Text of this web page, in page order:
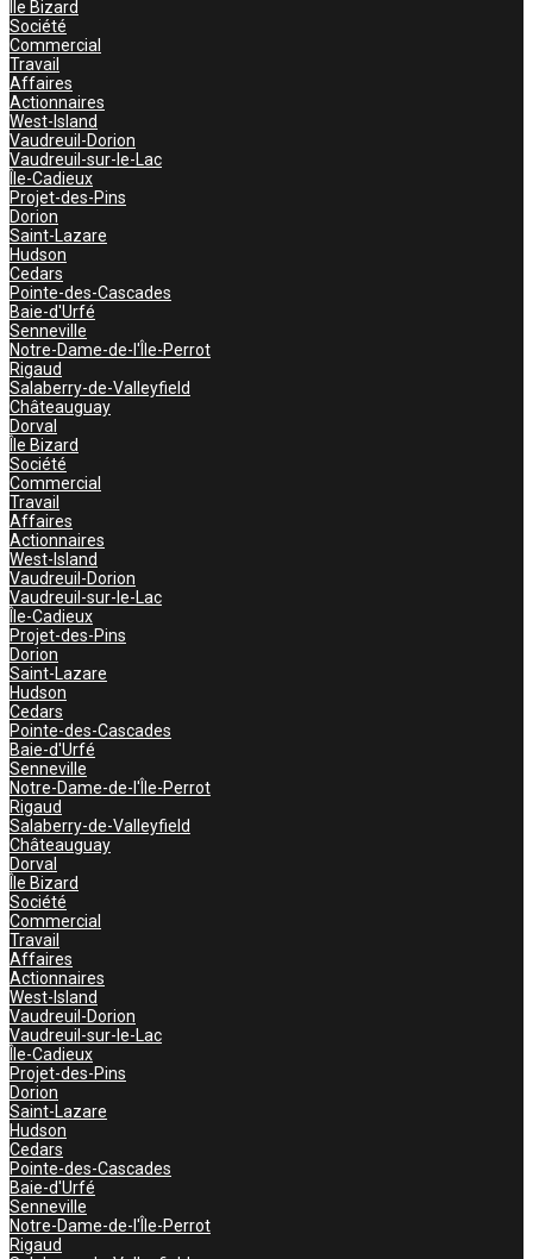
Île Bizard
Société
Commercial
Travail
Affaires
Actionnaires
West-Island
Vaudreuil-Dorion
Vaudreuil-sur-le-Lac
Île-Cadieux
Projet-des-Pins
Dorion
Saint-Lazare
Hudson
Cedars
Pointe-des-Cascades
Baie-d'Urfé
Senneville
Notre-Dame-de-l'Île-Perrot
Rigaud
Salaberry-de-Valleyfield
Châteauguay
Dorval
Île Bizard
Société
Commercial
Travail
Affaires
Actionnaires
West-Island
Vaudreuil-Dorion
Vaudreuil-sur-le-Lac
Île-Cadieux
Projet-des-Pins
Dorion
Saint-Lazare
Hudson
Cedars
Pointe-des-Cascades
Baie-d'Urfé
Senneville
Notre-Dame-de-l'Île-Perrot
Rigaud
Salaberry-de-Valleyfield
Châteauguay
Dorval
Île Bizard
Société
Commercial
Travail
Affaires
Actionnaires
West-Island
Vaudreuil-Dorion
Vaudreuil-sur-le-Lac
Île-Cadieux
Projet-des-Pins
Dorion
Saint-Lazare
Hudson
Cedars
Pointe-des-Cascades
Baie-d'Urfé
Senneville
Notre-Dame-de-l'Île-Perrot
Rigaud